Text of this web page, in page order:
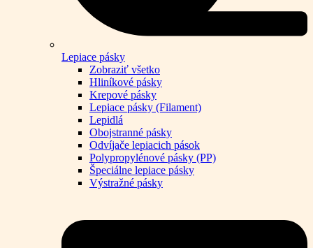
Lepiace pásky
Zobraziť všetko
Hliníkové pásky
Krepové pásky
Lepiace pásky (Filament)
Lepidlá
Obojstranné pásky
Odvíjače lepiacich pások
Polypropylénové pásky (PP)
Špeciálne lepiace pásky
Výstražné pásky